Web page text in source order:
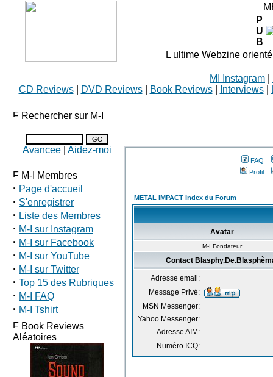
P
U
B
L ultime Webzine
MI Instagram
CD Reviews| DVD Reviews| Book Reviews| Interviews|
Rechercher sur M-I
Avancee| Aidez-moi
M-I Membres
· Page d'accueil
· S'enregistrer
· Liste des Membres
· M-I sur Instagram
· M-I sur Facebook
· M-I sur YouTube
· M-I sur Twitter
· Top 15 des Rubriques
· M-I FAQ
· M-I Tshirt
Book Reviews
Aléatoires
FAQ
Profil
METAL IMPACT Index du Forum
Avatar
M-I Fondateur
Contact
Adresse email:
Message Privé:
MSN Messenger:
Yahoo Messenger:
Adresse AIM:
Numéro ICQ: